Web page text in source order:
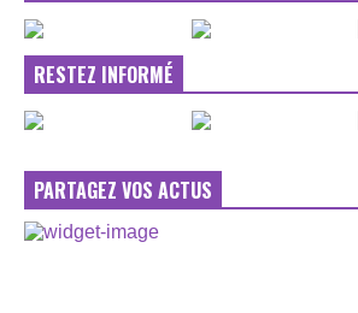
RESTEZ INFORMÉ
PARTAGEZ VOS ACTUS